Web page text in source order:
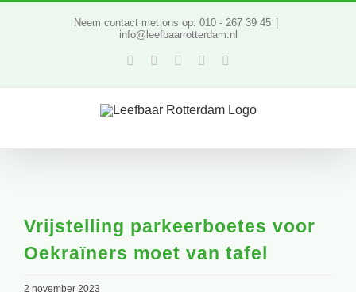
Neem contact met ons op: 010 - 267 39 45
info@leefbaarrotterdam.nl
Facebook
TwitterYouTubeLinkedIn
Vrijstelling parkeerboetes voor
Oekraïners moet van tafel
2 november 2023